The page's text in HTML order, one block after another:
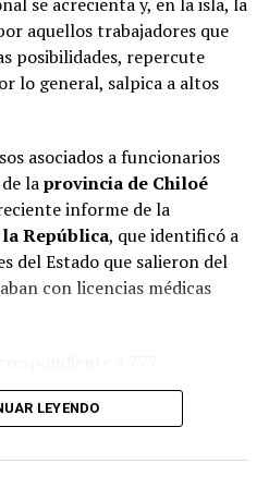
aquellos trabajadores que
posibilidades, repercute
lo general, salpica a altos
asociados a funcionarios
laprovincia de Chiloé
informe de la
República, que identificó a
del Estado que salieron del
con licencias médicas
varias entidades del
de Castro
siguen laCorporación
LEYENDO